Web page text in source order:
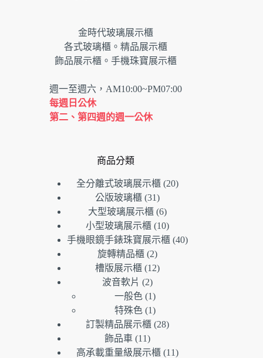
金時代玻璃展示櫃
各式玻璃櫃。精品展示櫃
飾品展示櫃。手機珠寶展示櫃
週一至週六，AM10:00~PM07:00
每週日公休
第二、第四週的週一公休
商品分類
全分離式玻璃展示櫃 2020
公版玻璃櫃 3131
個
產
品
大型玻璃展示櫃 66
個
產
小型玻璃展示櫃 1010
個
手機眼鏡手錶珠寶展示櫃 4040
旋轉精品櫃 22
個
品
槽版展示櫃 1212
波音軟片 22
個
產
品
一般色 11
個
產
特殊色 11
個
品
訂製精品展示櫃 2828
產
飾品車 1111
個
高承載重量級展示櫃 1111